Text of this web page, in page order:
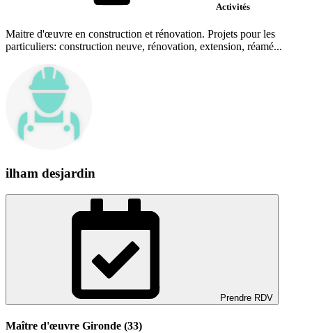
Activités
Maitre d'œuvre en construction et rénovation. Projets pour les
particuliers: construction neuve, rénovation, extension, réamé...
ilham desjardin
Prendre RDV
Maître d'œuvre Gironde (33)